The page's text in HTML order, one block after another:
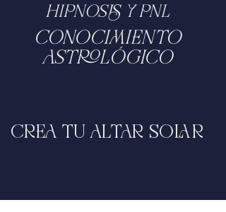
HIPNOSIS Y PNL
CONOCIMIENTO
ASTROLÓGICO
CREA TU ALTAR SOLAR